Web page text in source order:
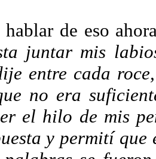
de eso
juntar mis
entre cada
no era
el hilo de mis
y permití